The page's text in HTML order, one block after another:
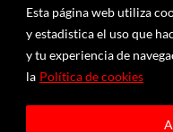
Esta página web utiliza
y estadistica el uso que
y tu experiencia de
la Política de cookies
© COMUNIDAD DE
POLÍTICA DE
Plaza del Trigo 1